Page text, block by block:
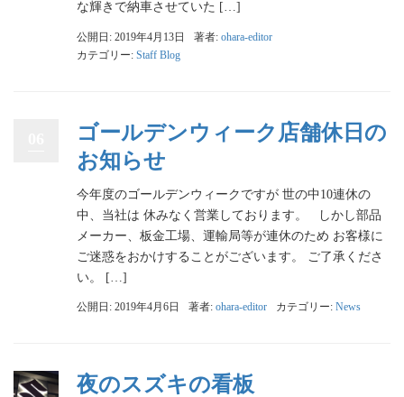
な輝きで納車させていた […]
公開日: 2019年4月13日 著者: ohara-editor
カテゴリー: Staff Blog
ゴールデンウィーク店舗休日の
お知らせ
今年度のゴールデンウィークですが 世の中10連休の
中、当社は 休みなく営業しております。 しかし部品
メーカー、板金工場、運輸局等が連休のため お客様に
ご迷惑をおかけすることがございます。 ご了承くださ
い。 […]
公開日: 2019年4月6日 著者: ohara-editor カテゴリー: News
夜のスズキの看板